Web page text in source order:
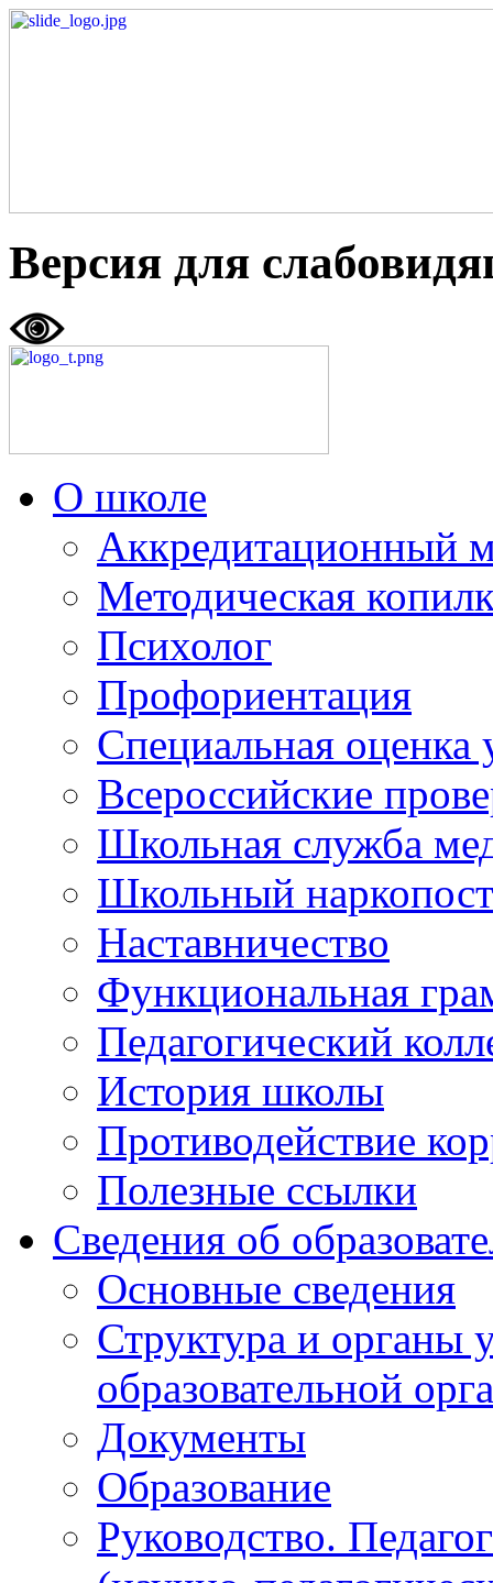
Версия для
О школе
Аккредитационный
Методическая
Психолог
Профориентация
Специальная оценка
Всероссийские
Школьная служба
Школьный наркопост
Наставничество
Функциональная
Педагогический
История школы
Противодействие
Полезные ссылки
Сведения об
Основные сведения
Структура и органы
образовательной
Документы
Образование
Руководство.